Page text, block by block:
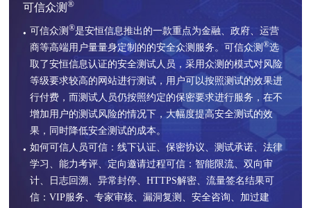
可信众测®
可信众测®是安恒信息推出的一款重点为金融、政府、运营
商等高端用户量量身定制的的安全众测服务。可信众测®选
取了安恒信息认证的安全测试人员，采用众测的模式对风险
等级要求较高的网站进行测试，用户可以按照测试的效果进
行付费，而测试人员仍按照约定的保密要求进行服务，在不
增加用户的测试风险的情况下，大幅度提高安全测试的效
果，同时降低安全测试的成本。
如何可信人员可信：线下认证、保密协议、测试承诺、法律
学习、能力考评、定向邀请过程可信：智能限流、双向审
计、日志回溯、异常封停、HTTPS解密、流量签名结果可
信：VIP服务、专家审核、漏洞复测、安全咨询、加过建